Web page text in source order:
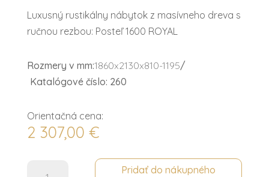
Luxusný rustikálny nábytok z masívneho dreva s
ručnou rezbou: Posteľ 1600 ROYAL
Rozmery v mm:1860x2130x810-1195/
Katalógové číslo: 260
Orientačná cena:
2 307,00 €
Pridať do nákupného